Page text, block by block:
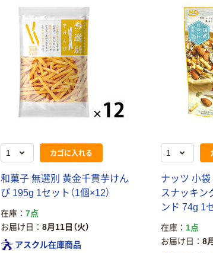
カゴに入れる
和菓子 無選別 黄金千貫芋けん
ぴ 195g 1セット（1個×12）
在庫
7点
お届け日
8月11日（火）
アスクル在庫商品
ナッツ 小
スナッキン
ンド 74g 1
在庫
1点
お届け日
8